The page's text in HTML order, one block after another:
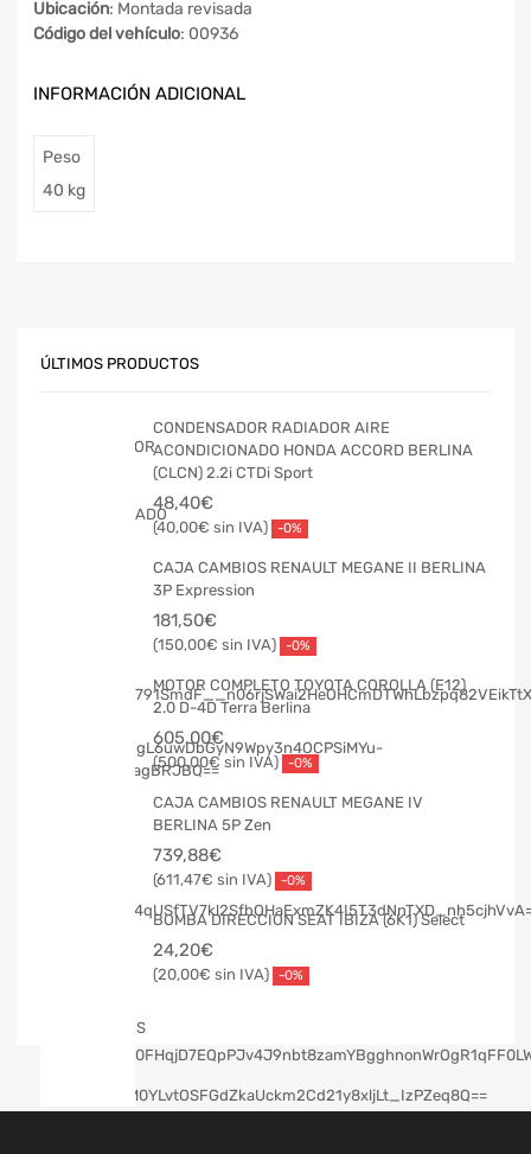
Ubicación: Montada revisada
Código del vehículo: 00936
INFORMACIÓN ADICIONAL
Peso
40 kg
ÚLTIMOS PRODUCTOS
CONDENSADOR RADIADOR AIRE
ACONDICIONADO HONDA ACCORD BERLINA
(CLCN) 2.2i CTDi Sport
48,40€
40,00€ -0%
CAJA CAMBIOS RENAULT MEGANE II BERLINA
3P Expression
181,50€
150,00€ -0%
MOTOR COMPLETO TOYOTA COROLLA (E12)
2.0 D-4D Terra Berlina
605,00€
500,00€ -0%
CAJA CAMBIOS RENAULT MEGANE IV
BERLINA 5P Zen
739,88€
611,47€ -0%
BOMBA DIRECCION SEAT IBIZA (6K1) Select
24,20€
20,00€ -0%